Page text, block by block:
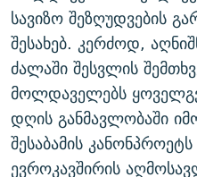
ᲛᲝᲚᲐᲞᲐᲠᲐᲙᲔ ᲢᲔᲥᲡᲢᲔᲑᲘ
ᲨᲘᲜ - ᲣᲪᲮᲝᲔᲗᲨᲘ
ᲚᲘᲢᲔᲠᲐᲢᲣᲠᲣᲚᲘ ᲬᲐᲮᲜᲐᲒᲔᲑᲘ
ᲐᲛᲔᲠᲘᲙᲣᲚᲘ ᲛᲝᲗᲮᲠᲝᲑᲐ
ᲘᲛᲞᲔᲠᲘᲐ ᲓᲐ ᲠᲐᲓᲘᲝ
ᲩᲔᲛᲘ ᲡᲘᲙᲕᲓᲘᲚᲘᲡ ᲛᲘᲖᲔᲖᲘᲐ
11 ᲬᲔᲚᲘ - 11 ᲐᲛᲑᲐᲕᲘ
ᲡᲐᲞᲐᲠᲚᲐᲛᲔᲜᲢᲝ
ᲑᲐᲕᲨᲕᲔᲑᲘ ᲞᲠᲝᲡᲢᲘᲢᲣᲪᲘᲐᲨᲘ -
5 ᲐᲛᲑᲐᲕᲘ - 20 ᲘᲕᲜᲘᲡᲡ
ᲒᲐᲛᲝᲘᲬᲔᲠᲔ
რთე/რთ-ის ყველა
სავიზო შეზღუდვების
შესახებ. კერძოდ,
ძალაში შესვლის
მოლდაველებს
დღის განმავლობაში
შესაბამის
ევროკავშირის